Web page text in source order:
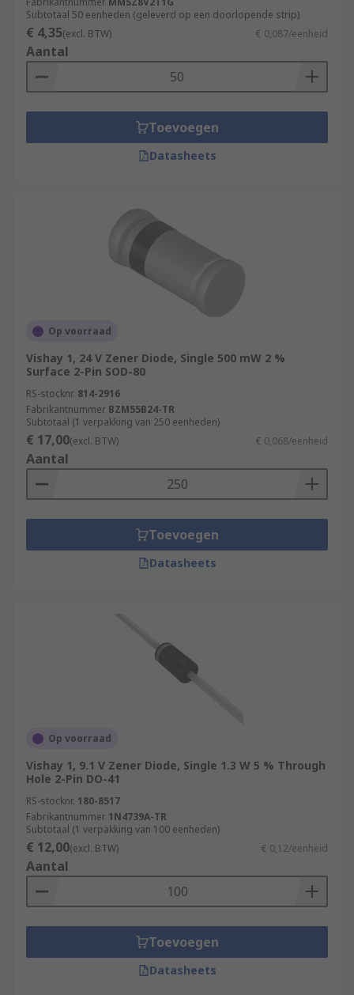
Subtotaal 50 eenheden (geleverd op een doorlopende strip)
€ 4,35(excl. BTW) € 0,087/eenheid
Aantal
Toevoegen
Datasheets
Op voorraad
Vishay 1, 24 V Zener Diode, Single 500 mW 2 %
Surface 2-Pin SOD-80
RS-stocknr. 814-2916
Fabrikantnummer BZM55B24-TR
Subtotaal (1 verpakking van 250 eenheden)
€ 17,00(excl. BTW) € 0,068/eenheid
Aantal
Toevoegen
Datasheets
Op voorraad
Vishay 1, 9.1 V Zener Diode, Single 1.3 W 5 % Through
Hole 2-Pin DO-41
RS-stocknr. 180-8517
Fabrikantnummer 1N4739A-TR
Subtotaal (1 verpakking van 100 eenheden)
€ 12,00(excl. BTW) € 0,12/eenheid
Aantal
Toevoegen
Datasheets